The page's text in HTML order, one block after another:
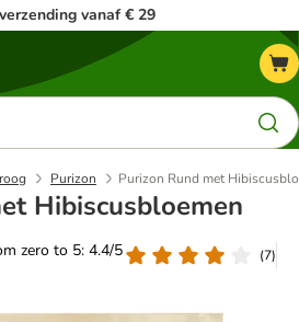
vanaf € 29
Purizon Purizon Rund met
Hibiscusbloemen
zero to 5: 4.4/5
(7)